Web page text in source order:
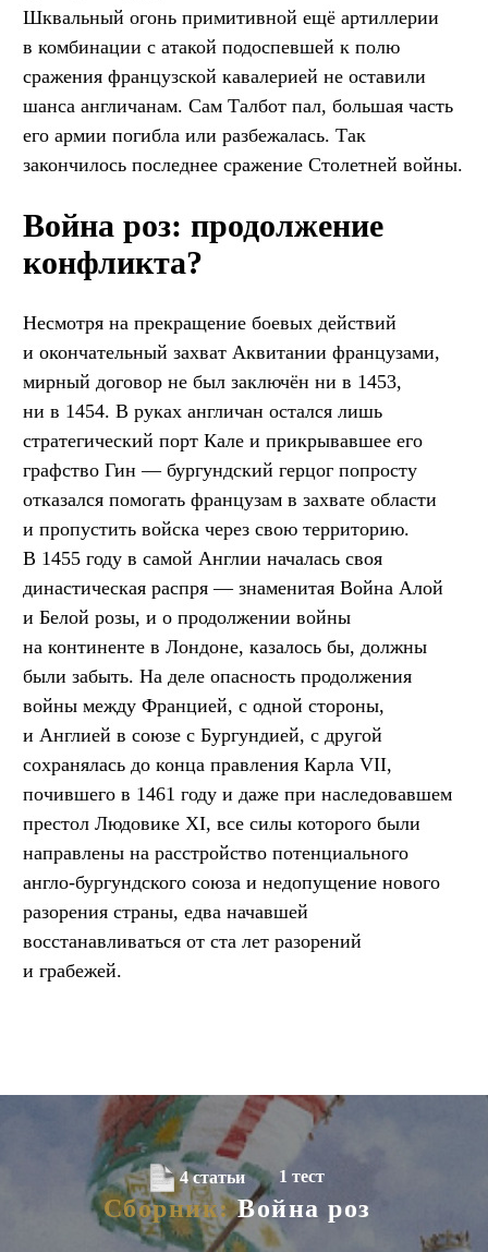
Шквальный огонь примитивной ещё артиллерии
в комбинации с атакой подоспевшей к полю
сражения французской кавалерией не оставили
шанса англичанам. Сам Талбот пал, большая часть
его армии погибла или разбежалась. Так
закончилось последнее сражение Столетней войны.
Война роз: продолжение
конфликта?
Несмотря на прекращение боевых действий
и окончательный захват Аквитании французами,
мирный договор не был заключён ни в 1453,
ни в 1454. В руках англичан остался лишь
стратегический порт Кале и прикрывавшее его
графство Гин — бургундский герцог попросту
отказался помогать французам в захвате области
и пропустить войска через свою территорию.
В 1455 году в самой Англии началась своя
династическая распря — знаменитая Война Алой
и Белой розы, и о продолжении войны
на континенте в Лондоне, казалось бы, должны
были забыть. На деле опасность продолжения
войны между Францией, с одной стороны,
и Англией в союзе с Бургундией, с другой
сохранялась до конца правления Карла VII,
почившего в 1461 году и даже при наследовавшем
престол Людовике XI, все силы которого были
направлены на расстройство потенциального
англо-бургундского союза и недопущение нового
разорения страны, едва начавшей
восстанавливаться от ста лет разорений
и грабежей.
4 статьи 1 тест
Сборник:Война роз